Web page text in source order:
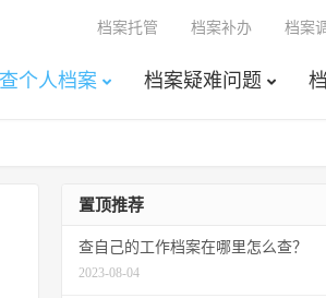
查个人档案 档案疑难问题
档案托管 档案补办 档案
置顶推荐
查自己的工作档案在哪里怎么查？
2023-08-04